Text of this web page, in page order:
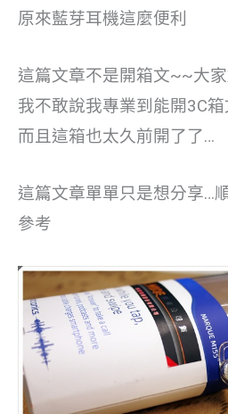
原來藍芽耳機這麼便利
這篇文章不是開箱文~~大
我不敢說我專業到能開3C箱
而且這箱也太久前開了了…
這篇文章單單只是想分享…
參考